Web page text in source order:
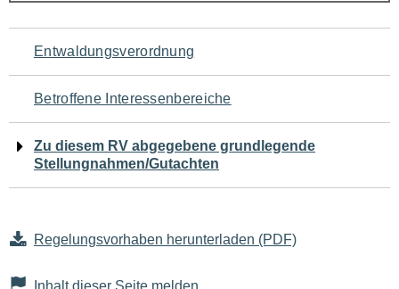
Navigation
für
den
Seiteninhalt
Entwaldungsverordnung
Betroffene Interessenbereiche
Zu diesem RV abgegebene grundlegende
Stellungnahmen/Gutachten
Regelungsvorhaben herunterladen (PDF)
Inhalt dieser Seite melden